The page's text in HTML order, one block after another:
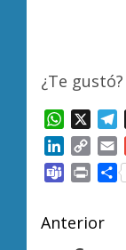
¿Te
LinkedIn
Copy
Link
TeamsPrint
Anterior